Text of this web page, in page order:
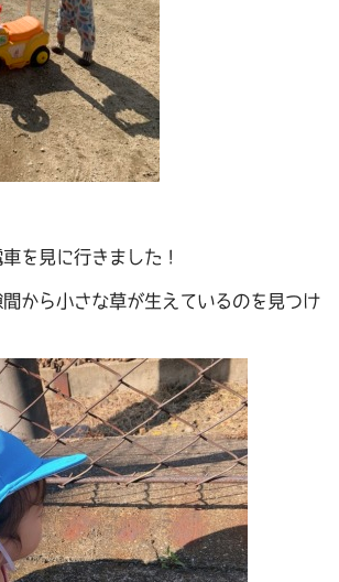
を見に行きました！
から小さな草が生えているのを見つけ